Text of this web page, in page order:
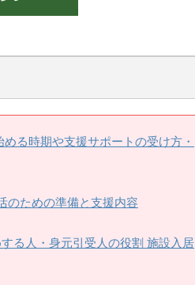
る時期や支援サポートの受け方・
のための準備と支援内容
る人・身元引受人の役割 施設入居